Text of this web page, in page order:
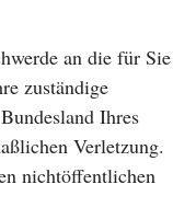
an die für Sie
zuständige
Ihres
Verletzung.
nichtöffentlichen